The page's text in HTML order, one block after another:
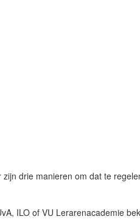
drie manieren om dat te
ILO of VU Lerarenacademie